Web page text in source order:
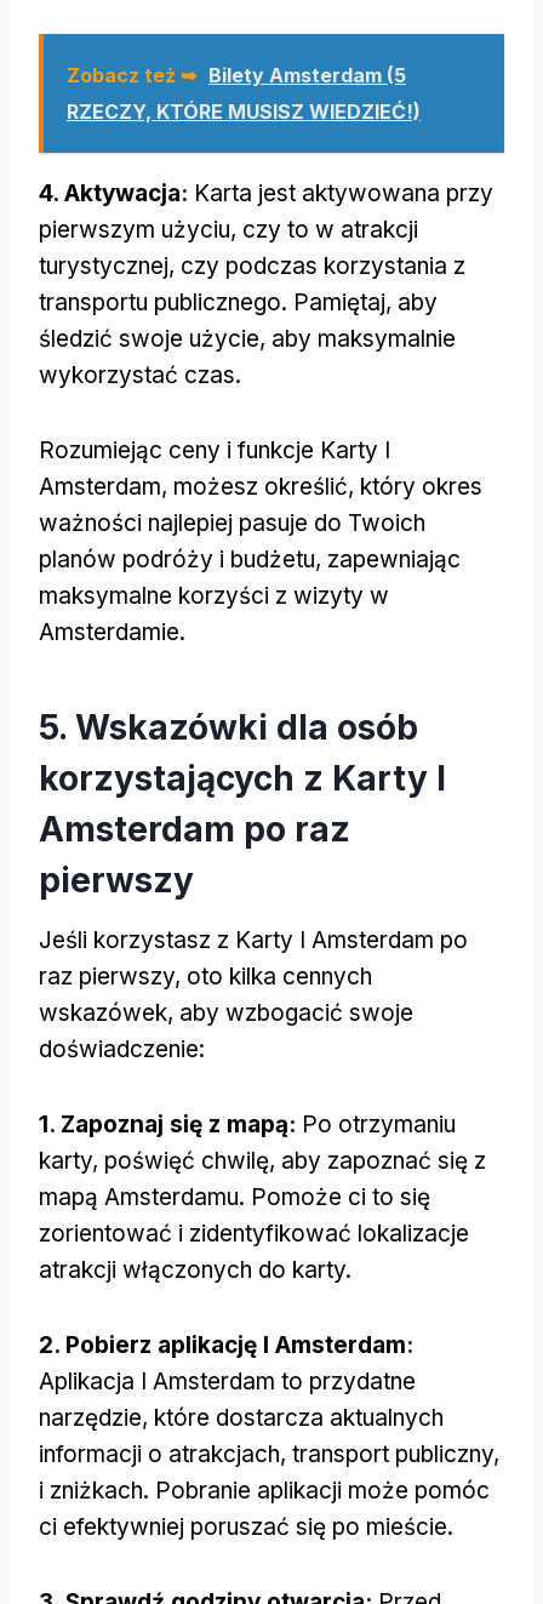
Zobacz też ➥ Bilety Amsterdam (5
RZECZY, KTÓRE MUSISZ WIEDZIEĆ!)
4. Aktywacja: Karta jest aktywowana przy
pierwszym użyciu, czy to w atrakcji
turystycznej, czy podczas korzystania z
transportu publicznego. Pamiętaj, aby
śledzić swoje użycie, aby maksymalnie
wykorzystać czas.
Rozumiejąc ceny i funkcje Karty I
Amsterdam, możesz określić, który okres
ważności najlepiej pasuje do Twoich
planów podróży i budżetu, zapewniając
maksymalne korzyści z wizyty w
Amsterdamie.
5. Wskazówki dla osób
korzystających z Karty I
Amsterdam po raz
pierwszy
Jeśli korzystasz z Karty I Amsterdam po
raz pierwszy, oto kilka cennych
wskazówek, aby wzbogacić swoje
doświadczenie:
1. Zapoznaj się z mapą: Po otrzymaniu
karty, poświęć chwilę, aby zapoznać się z
mapą Amsterdamu. Pomoże ci to się
zorientować i zidentyfikować lokalizacje
atrakcji włączonych do karty.
2. Pobierz aplikację I Amsterdam:
Aplikacja I Amsterdam to przydatne
narzędzie, które dostarcza aktualnych
informacji o atrakcjach, transport publiczny,
i zniżkach. Pobranie aplikacji może pomóc
ci efektywniej poruszać się po mieście.